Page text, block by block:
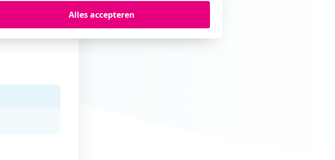
Alles accepteren